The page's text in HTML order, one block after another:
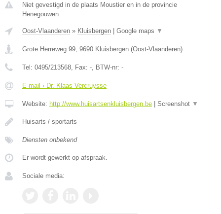
Niet gevestigd in de plaats Moustier en in de provincie
Henegouwen.
Oost-Vlaanderen » Kluisbergen Google maps ▼
Grote Herreweg 99 9690 Kluisbergen (Oost-Vlaanderen)
Tel: 0495/213568 , Fax: - , BTW-nr: -
E-mail › Dr. Klaas Vercruysse
Website: http://www.huisartsenkluisbergen.be Screenshot ▼
Huisarts / sportarts
Diensten onbekend
Er wordt gewerkt op afspraak.
Sociale media: